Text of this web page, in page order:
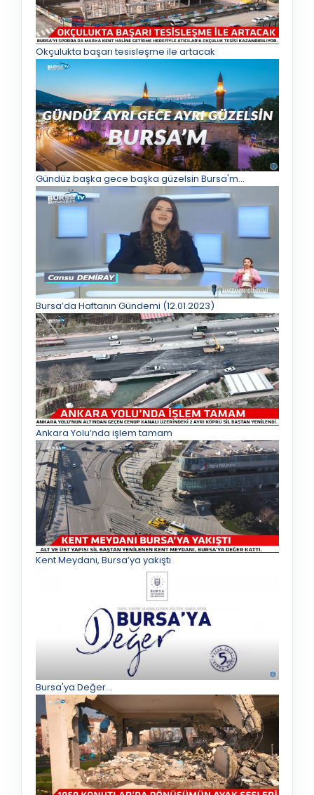
Okçulukta başarı tesisleşme ile artacak
Gündüz başka gece başka güzelsin Bursa'm...
Bursa’da Haftanın Gündemi (12.01.2023)
Ankara Yolu’nda işlem tamam
Kent Meydanı, Bursa’ya yakıştı
Bursa'ya Değer...